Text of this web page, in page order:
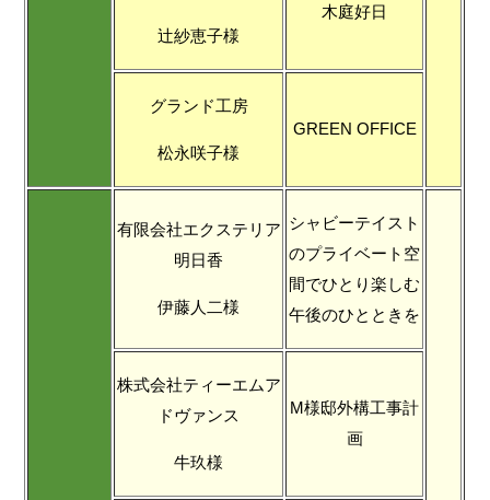
辻紗恵子様
木庭好日
グランド工房
松永咲子様
GREEN OFFICE
有限会社エクステリア
明日香
伊藤人二様
シャビーテイスト
のプライベート空
間でひとり楽しむ
午後のひとときを
株式会社ティーエムア
ドヴァンス
牛玖様
M様邸外構工事計
画